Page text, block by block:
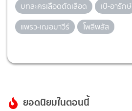
บทละครเลือดตัดเลือด
เป้-อารักษ์
แพรว-เฌอมาวีร์
โพลีพลัส
ยอดนิยมในตอนนี้